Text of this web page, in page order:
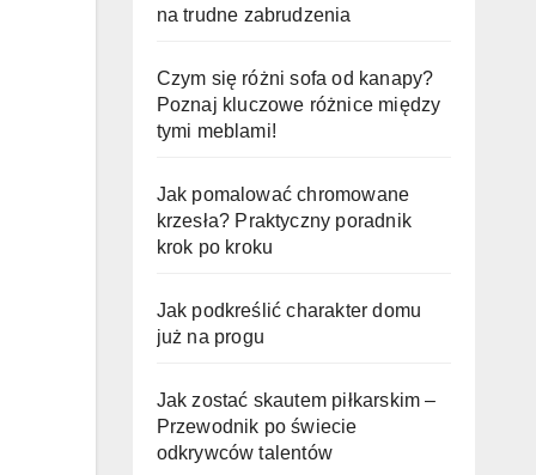
na trudne zabrudzenia
Czym się różni sofa od kanapy?
Poznaj kluczowe różnice między
tymi meblami!
Jak pomalować chromowane
krzesła? Praktyczny poradnik
krok po kroku
Jak podkreślić charakter domu
już na progu
Jak zostać skautem piłkarskim –
Przewodnik po świecie
odkrywców talentów